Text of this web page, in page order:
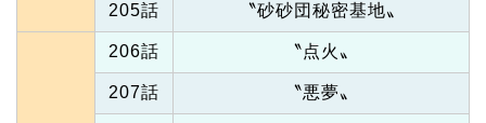
205話 〝砂砂団秘密基地〟
206話 〝点火〟
207話 〝悪夢〟